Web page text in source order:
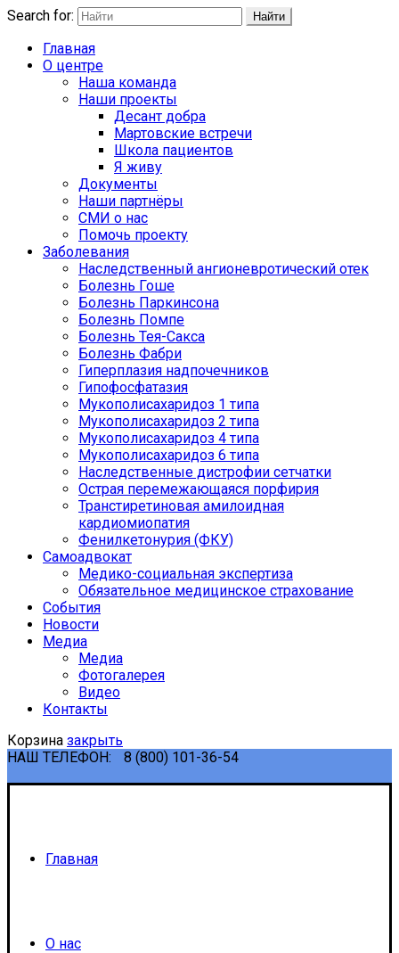
Search for: Найти
Главная
О центре
Наша команда
Наши проекты
Десант добра
Мартовские встречи
Школа пациентов
Я живу
Документы
Наши партнёры
СМИ о нас
Помочь проекту
Заболевания
Наследственный ангионевротический отек
Болезнь Гоше
Болезнь Паркинсона
Болезнь Помпе
Болезнь Тея-Сакса
Болезнь Фабри
Гиперплазия надпочечников
Гипофосфатазия
Мукополисахаридоз 1 типа
Мукополисахаридоз 2 типа
Мукополисахаридоз 4 типа
Мукополисахаридоз 6 типа
Наследственные дистрофии сетчатки
Острая перемежающаяся порфирия
Транстиретиновая амилоидная
кардиомиопатия
Фенилкетонурия (ФКУ)
Самоадвокат
Медико-социальная экспертиза
Обязательное медицинское страхование
События
Новости
Медиа
Медиа
Фотогалерея
Видео
Контакты
Корзина закрыть
НАШ ТЕЛЕФОН:
8 (800) 101-36-54
Главная
О нас